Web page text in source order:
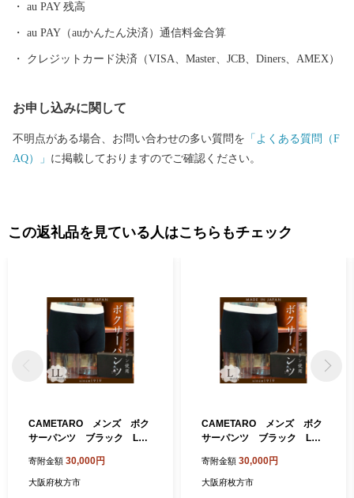
au PAY 残高
au PAY（auかんたん決済）通信料金合算
クレジットカード決済（VISA、Master、JCB、Diners、AMEX）
お申し込みに関して
不明点がある場合、お問い合わせの多い質問を 「よくある質問（F
AQ）」 に掲載しておりますのでご確認ください。
この返礼品を見ている人はこちらもチェック
CAMETARO メンズ ボク
サーパンツ ブラック LL
寄附金額 30,000円
大阪府枚方市
CAMETARO メンズ ボク
サーパンツ ブラック Lサ
寄附金額 30,000円
大阪府枚方市